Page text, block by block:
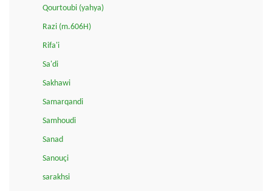
Qourtoubi (yahya)
Razi (m.606H)
Rifa'i
Sa'di
Sakhawi
Samarqandi
Samhoudi
Sanad
Sanouçi
sarakhsi